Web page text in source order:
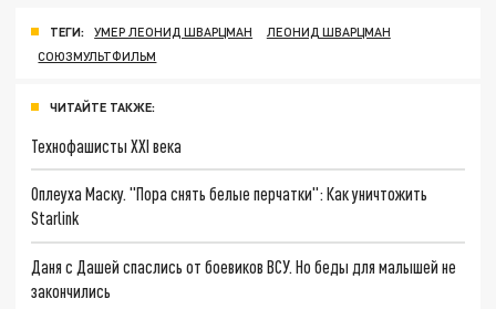
ТЕГИ: УМЕР ЛЕОНИД ШВАРЦМАН
ЛЕОНИД ШВАРЦМАН
СОЮЗМУЛЬТФИЛЬМ
ЧИТАЙТЕ ТАКЖЕ:
Технофашисты XXI века
Оплеуха Маску. "Пора снять белые перчатки": Как уничтожить
Starlink
Даня с Дашей спаслись от боевиков ВСУ. Но беды для малышей не
закончились